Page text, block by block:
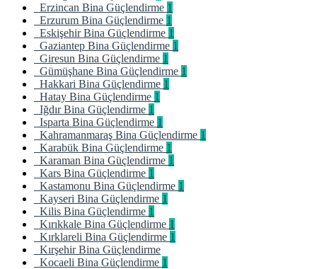
Erzincan Bina Güçlendirme 1
Erzurum Bina Güçlendirme 1
Eskişehir Bina Güçlendirme 1
Gaziantep Bina Güçlendirme 1
Giresun Bina Güçlendirme 1
Gümüşhane Bina Güçlendirme 1
Hakkari Bina Güçlendirme 1
Hatay Bina Güçlendirme 1
Iğdır Bina Güçlendirme 1
Isparta Bina Güçlendirme 1
Kahramanmaraş Bina Güçlendirme 1
Karabük Bina Güçlendirme 1
Karaman Bina Güçlendirme 1
Kars Bina Güçlendirme 1
Kastamonu Bina Güçlendirme 1
Kayseri Bina Güçlendirme 1
Kilis Bina Güçlendirme 1
Kırıkkale Bina Güçlendirme 1
Kırklareli Bina Güçlendirme 1
Kırşehir Bina Güçlendirme
Kocaeli Bina Güçlendirme 1